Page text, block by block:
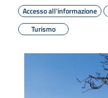
Accesso all'informazione
Turismo